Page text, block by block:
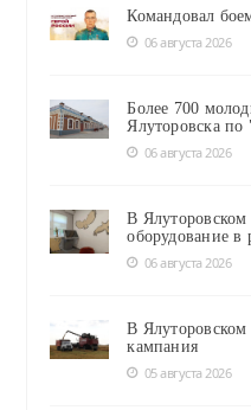
Командовал
06 августа 2026
Более 700
Ялуторовска
06 августа 2026
В Ялуторовском
оборудование в
06 августа 2026
В Ялуторовском
кампания
05 августа 2026